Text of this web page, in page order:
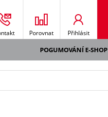
Porovnat Přihlásit
POGUMOVÁNÍ E-SHOP